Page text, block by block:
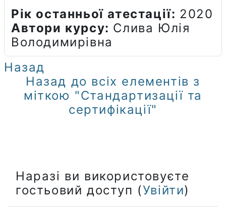
Рік останньої атестації: 2020
Автори курсу: Слива Юлія
Володимирівна
Назад
Назад до всіх елементів з
міткою "Стандартизації та
сертифікації"
Наразі ви використовуєте
гостьовий доступ (Увійти)